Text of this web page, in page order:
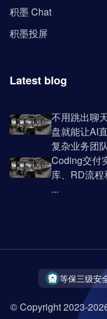
积墨 Chat
积墨投屏
Latest blog
不用跳出聊
盘就能让AI
复杂业务团
Coding交付
库、RD流
...
等保三级安
© Copyright 2023-